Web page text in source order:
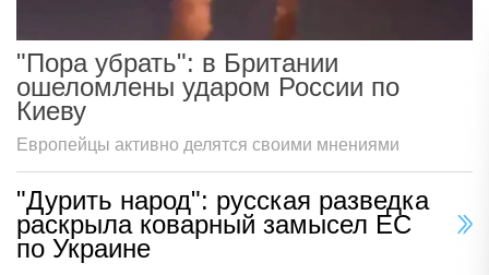
"Пора убрать": в Британии
ошеломлены ударом России по
Киеву
Европейцы активно делятся своими мнениями
"Дурить народ": русская разведка
раскрыла коварный замысел ЕС
по Украине